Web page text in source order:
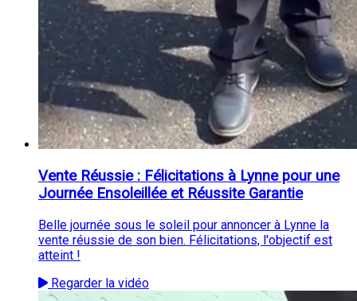
Vente Réussie : Félicitations à Lynne pour une
Journée Ensoleillée et Réussite Garantie
Belle journée sous le soleil pour annoncer à Lynne la
vente réussie de son bien. Félicitations, l'objectif est
atteint !
Regarder la vidéo